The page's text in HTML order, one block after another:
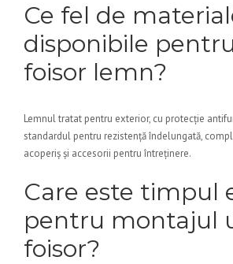
Ce fel de
disponibile
foisor lemn?
Lemnul tratat pentru exterior, cu protecție
standardul pentru rezistență îndelungată,
acoperiș și accesorii pentru întreținere.
Care este timpul
pentru montajul
foisor?